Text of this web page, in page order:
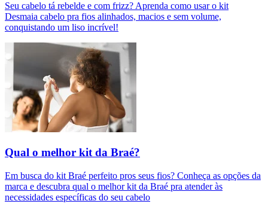
Seu cabelo tá rebelde e com frizz? Aprenda como usar o kit
Desmaia cabelo pra fios alinhados, macios e sem volume,
conquistando um liso incrível!
Qual o melhor kit da Braé?
Em busca do kit Braé perfeito pros seus fios? Conheça as opções da
marca e descubra qual o melhor kit da Braé pra atender às
necessidades específicas do seu cabelo